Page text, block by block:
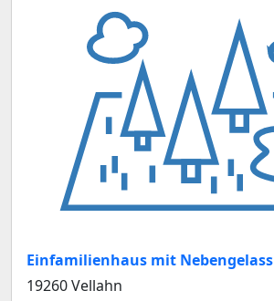
Einfamilienhaus mit Nebengelass
19260 Vellahn